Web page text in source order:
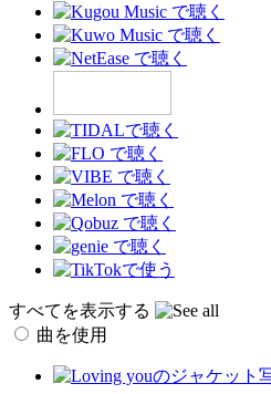
すべてを表示する
曲を使用